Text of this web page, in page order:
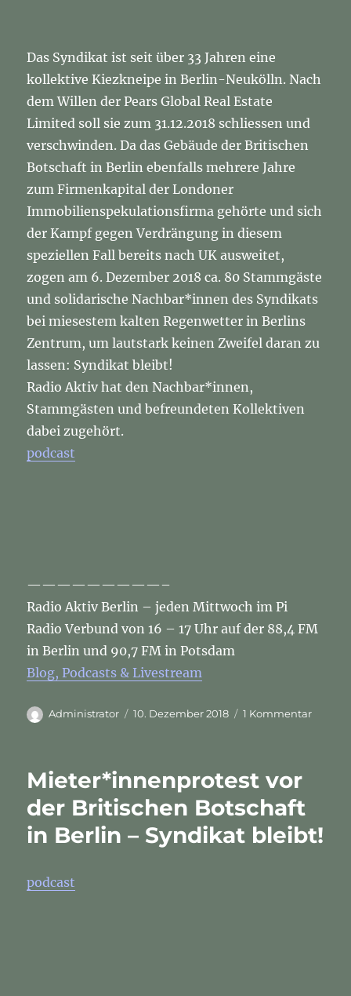
2018
Das Syndikat ist seit über 33 Jahren eine
kollektive Kiezkneipe in Berlin-Neukölln. Nach
dem Willen der Pears Global Real Estate
Limited soll sie zum 31.12.2018 schliessen und
verschwinden. Da das Gebäude der Britischen
Botschaft in Berlin ebenfalls mehrere Jahre
zum Firmenkapital der Londoner
Immobilienspekulationsfirma gehörte und sich
der Kampf gegen Verdrängung in diesem
speziellen Fall bereits nach UK ausweitet,
zogen am 6. Dezember 2018 ca. 80 Stammgäste
und solidarische Nachbar*innen des Syndikats
bei miesestem kalten Regenwetter in Berlins
Zentrum, um lautstark keinen Zweifel daran zu
lassen: Syndikat bleibt!
Radio Aktiv hat den Nachbar*innen,
Stammgästen und befreundeten Kollektiven
dabei zugehört.
podcast
—————————–
Radio Aktiv Berlin – jeden Mittwoch im Pi
Radio Verbund von 16 – 17 Uhr auf der 88,4 FM
in Berlin und 90,7 FM in Potsdam
Blog, Podcasts & Livestream
Autor
Administrator
Veröffentlicht
10. Dezember 2018 1 Kommentarzu
Berlin
–
Mieter*innenprotest vor
der Britischen Botschaft
in Berlin – Syndikat bleibt!
podcast